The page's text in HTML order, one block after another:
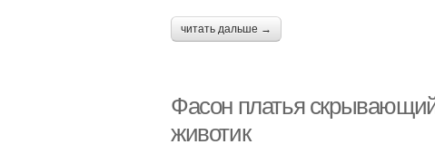
читать дальше →
Фасон платья
животик